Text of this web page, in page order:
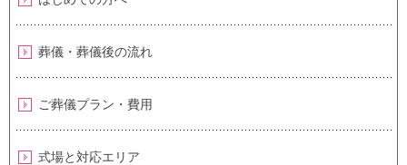
葬儀・葬儀後の流れ
ご葬儀プラン・費用
式場と対応エリア